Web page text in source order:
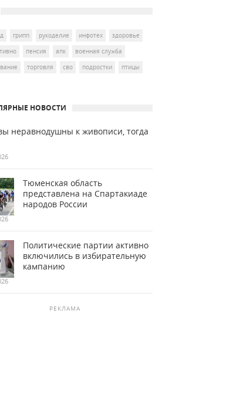
грипп рукоделие инфотех
здоровье
пенсия апк
военная служба
торговля сво подростки
птицы
НОВОСТИ
неравнодушны к живописи, тогда
Тюменская область
представлена на Спартакиаде
народов России
Политические партии активно
включились в избирательную
кампанию
РЕКЛАМА